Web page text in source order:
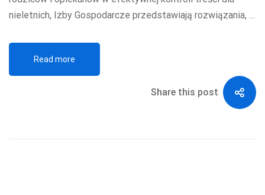
nieletnich, Izby Gospodarcze przedstawiają rozwiązania, …
Read more
Share this post